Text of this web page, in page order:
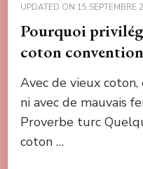
UPDATED ON 15 SEPTEMBRE
Pourquoi
coton
Avec de vieux
ni avec de mauvais
Proverbe turc
coton …